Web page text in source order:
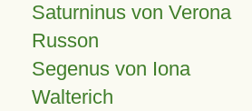
Saturninus von Verona
Russon
Segenus von Iona
Walterich